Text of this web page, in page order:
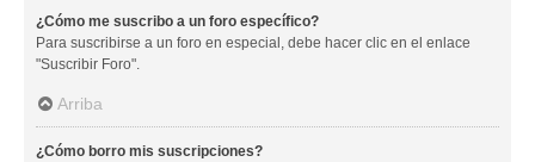
¿Cómo me suscribo a un foro específico?
Para suscribirse a un foro en especial, debe hacer clic en el enlace
"Suscribir Foro".
Arriba
¿Cómo borro mis suscripciones?